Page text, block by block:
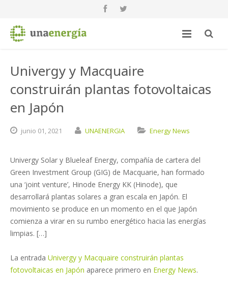
Univergy y Macquaire
construirán plantas fotovoltaicas
en Japón
junio 01,2021 UNAENERGIA Energy News
Univergy Solar y Blueleaf Energy, compañía de cartera del
Green Investment Group (GIG) de Macquarie, han formado
una ‘joint venture’, Hinode Energy KK (Hinode), que
desarrollará plantas solares a gran escala en Japón. El
movimiento se produce en un momento en el que Japón
comienza a virar en su rumbo energético hacia las energías
limpias. […]
La entrada Univergy y Macquaire construirán plantas
fotovoltaicas en Japón aparece primero en Energy News.